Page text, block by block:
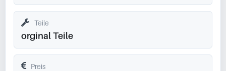
Teile
orginal Teile
Preis